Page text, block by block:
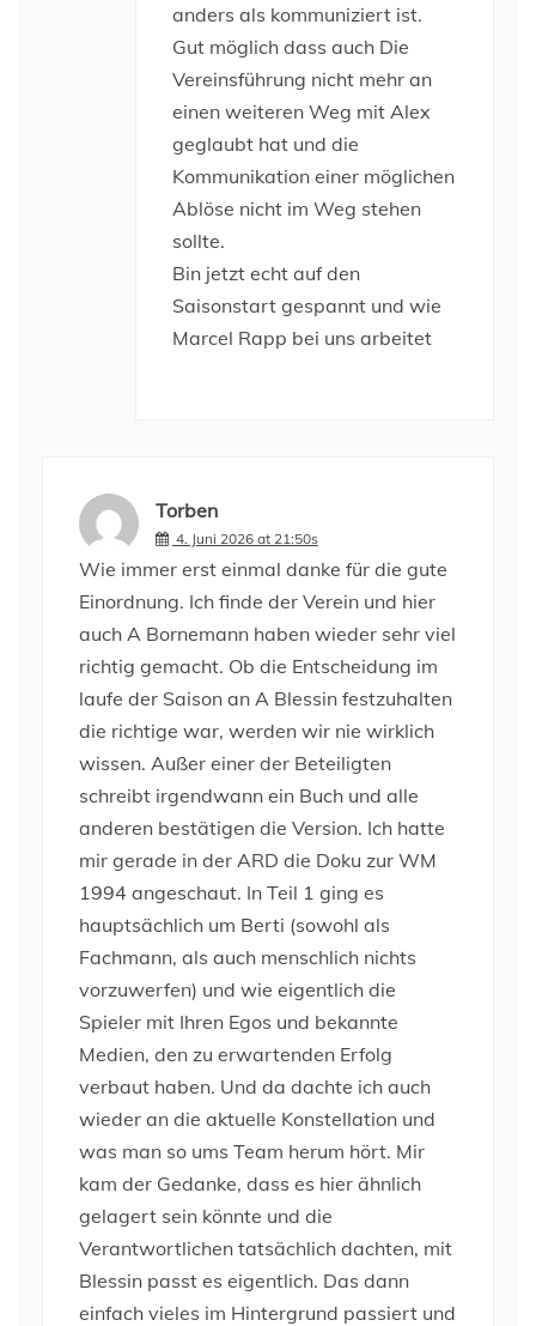
anders als kommuniziert ist.
Gut möglich dass auch Die
Vereinsführung nicht mehr an
einen weiteren Weg mit Alex
geglaubt hat und die
Kommunikation einer möglichen
Ablöse nicht im Weg stehen
sollte.
Bin jetzt echt auf den
Saisonstart gespannt und wie
Marcel Rapp bei uns arbeitet
Torben
4. Juni 2026 at 21:50s
Wie immer erst einmal danke für die gute
Einordnung. Ich finde der Verein und hier
auch A Bornemann haben wieder sehr viel
richtig gemacht. Ob die Entscheidung im
laufe der Saison an A Blessin festzuhalten
die richtige war, werden wir nie wirklich
wissen. Außer einer der Beteiligten
schreibt irgendwann ein Buch und alle
anderen bestätigen die Version. Ich hatte
mir gerade in der ARD die Doku zur WM
1994 angeschaut. In Teil 1 ging es
hauptsächlich um Berti (sowohl als
Fachmann, als auch menschlich nichts
vorzuwerfen) und wie eigentlich die
Spieler mit Ihren Egos und bekannte
Medien, den zu erwartenden Erfolg
verbaut haben. Und da dachte ich auch
wieder an die aktuelle Konstellation und
was man so ums Team herum hört. Mir
kam der Gedanke, dass es hier ähnlich
gelagert sein könnte und die
Verantwortlichen tatsächlich dachten, mit
Blessin passt es eigentlich. Das dann
einfach vieles im Hintergrund passiert und